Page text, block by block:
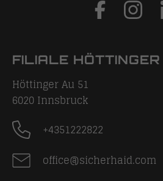
FILIALE
Höttinger Au 51
6020 Innsbruck
+4351222822
office@sicherhaid.com